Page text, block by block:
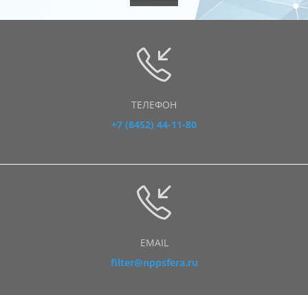
ТЕЛЕФОН
+7 (8452) 44-11-80
EMAIL
filter@nppsfera.ru